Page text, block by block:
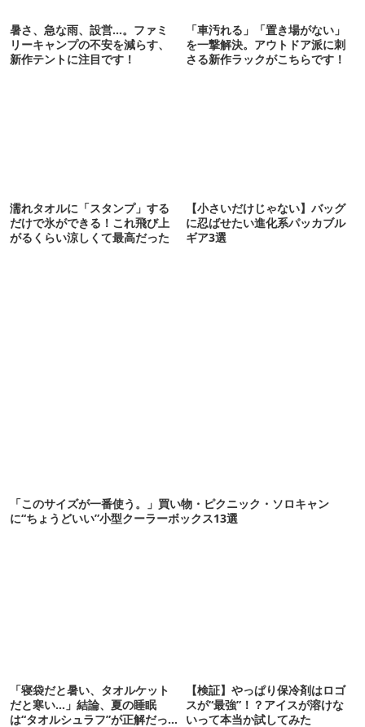
暑さ、急な雨、設営…。ファミ
リーキャンプの不安を減らす、
新作テントに注目です！
「車汚れる」「置き場がない」
を一撃解決。アウトドア派に刺
さる新作ラックがこちらです！
濡れタオルに「スタンプ」する
だけで氷ができる！これ飛び上
がるくらい涼しくて最高だった
【小さいだけじゃない】バッグ
に忍ばせたい進化系パッカブル
ギア3選
「このサイズが一番使う。」買い物・ピクニック・ソロキャン
に“ちょうどいい”小型クーラーボックス13選
「寝袋だと暑い、タオルケット
だと寒い…」結論、夏の睡眠
は“タオルシュラフ”が正解だっ
【検証】やっぱり保冷剤はロゴ
スが“最強”！？アイスが溶けな
いって本当か試してみた